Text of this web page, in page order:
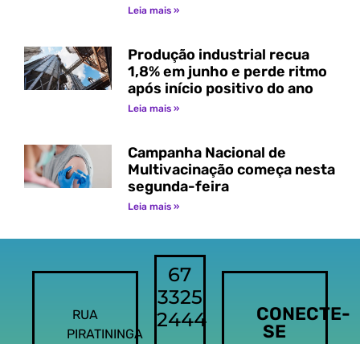
Leia mais »
Produção industrial recua
1,8% em junho e perde ritmo
após início positivo do ano
Leia mais »
Campanha Nacional de
Multivacinação começa nesta
segunda-feira
Leia mais »
RUA
PIRATININGA
67
3325
2444
CONECTE-
SE